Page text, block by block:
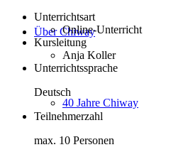
Über Chiway
40 Jahre Chiway
Unterrichtsart
Online-Unterricht
Kursleitung
Anja Koller
Unterrichtssprache
Deutsch
Teilnehmerzahl
max. 10 Personen